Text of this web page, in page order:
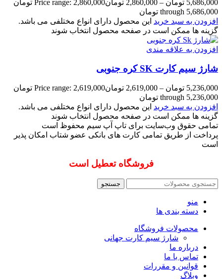
5,686,000 تومان –
2,860,000 تومان
Price range: 2,860,000 تومان
through 5,686,000 تومان
افزودن به سبد خرید این محصول دارای انواع مختلفی می باشد.
گزینه ها ممکن است در صفحه محصول انتخاب شوند
افزودن به علاقه مندی
شارژ سیم کارت SK کره جنوبی
5,236,000 تومان –
2,619,000 تومان
Price range: 2,619,000 تومان
through 5,236,000 تومان
افزودن به سبد خرید این محصول دارای انواع مختلفی می باشد.
گزینه ها ممکن است در صفحه محصول انتخاب شوند
تمامی حقوق وب‌سایت برای تاپ آپ سیم محفوظ است
پرداخت از طریق تمامی کارت های بانکی عضو شتاب امکان پذیر
است
فروشگاه تعطیل است
جستجو
منو
دسته بندی ها
محصولات فروشگاه
شارژ سیم کارت جهانی
درباره ما
تماس با ما
قوانین و مقررات
وبلاگ